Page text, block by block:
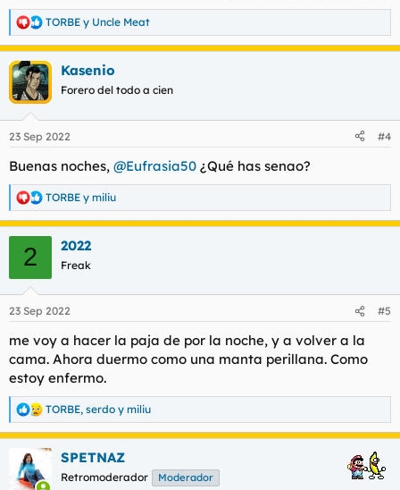
R
e
a
c
c
i
e
:
TORBE y Uncle Meat
Kasenio
Forero del todo a cien
23 Sep 2022 #4
Buenas noches, @Eufrasia50 ¿Qué has senao?
R
e
a
e
:
TORBE y miliu
2 2022
Freak
23 Sep 2022 #5
me voy a hacer la paja de por la noche, y a volver a la
cama. Ahora duermo como una manta perillana. Como
estoy enfermo.
R
e
a
c
i
TORBE, serdo y miliu
SPETNAZ
Retromoderador Moderador